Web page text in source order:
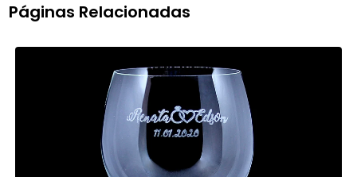
Páginas Relacionadas